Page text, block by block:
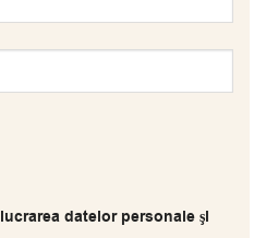
datelor personale şi